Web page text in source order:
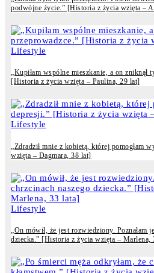
podwójne życie.” [Historia z życia wzięta –
Lifestyle
„Kupiłam wspólne mieszkanie, a on zniknął
[Historia z życia wzięta – Paulina, 29 lat]
Lifestyle
„Zdradził mnie z kobietą, której pomogłam
wzięta – Dagmara, 38 lat]
Lifestyle
„On mówił, że jest rozwiedziony. Poznałam
dziecka.” [Historia z życia wzięta – Marlena,